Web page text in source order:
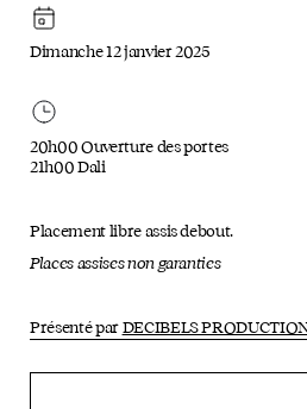
Dimanche 12 janvier 2025
20h00 Ouverture des portes
21h00 Dali
Placement libre assis debout.
Places assises non garanties
Présenté par DECIBELS